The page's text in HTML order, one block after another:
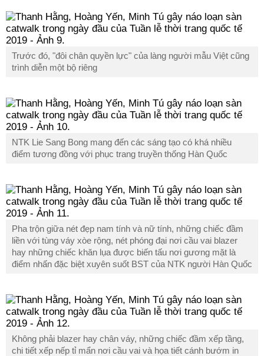
Trước đó, "đôi chân quyền lực" của làng người mẫu Việt cũng
trình diễn một bộ riêng
NTK Lie Sang Bong mang đến các sáng tạo có khá nhiều
điểm tương đồng với phục trang truyền thống Hàn Quốc
Pha trộn giữa nét đẹp nam tính và nữ tính, những chiếc đầm
liền với tùng váy xòe rộng, nét phóng đại nơi cầu vai blazer
hay những chiếc khăn lụa được biến tấu nơi gương mặt là
điểm nhấn đặc biệt xuyên suốt BST của NTK người Hàn Quốc
Không phải blazer hay chân váy, những chiếc đầm xếp tầng,
chi tiết xếp nếp tỉ mẩn nơi cầu vai và họa tiết cánh bướm in